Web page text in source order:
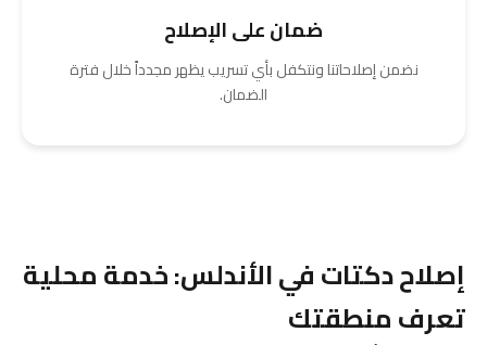
ضمان على الإصلاح
نضمن إصلاحاتنا ونتكفل بأي تسريب يظهر مجدداً خلال فترة
الضمان.
إصلاح دكتات في الأندلس: خدمة محلية
تعرف منطقتك